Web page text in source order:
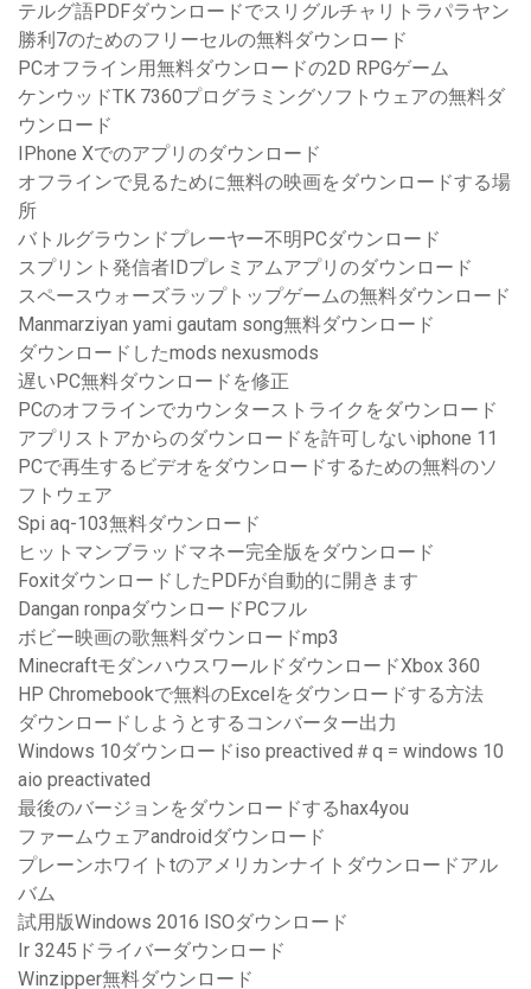
テルグ語PDFダウンロードでスリグルチャリトラパラヤン
勝利7のためのフリーセルの無料ダウンロード
PCオフライン用無料ダウンロードの2D RPGゲーム
ケンウッドTK 7360プログラミングソフトウェアの無料ダ
ウンロード
IPhone Xでのアプリのダウンロード
オフラインで見るために無料の映画をダウンロードする場
所
バトルグラウンドプレーヤー不明PCダウンロード
スプリント発信者IDプレミアムアプリのダウンロード
スペースウォーズラップトップゲームの無料ダウンロード
Manmarziyan yami gautam song無料ダウンロード
ダウンロードしたmods nexusmods
遅いPC無料ダウンロードを修正
PCのオフラインでカウンターストライクをダウンロード
アプリストアからのダウンロードを許可しないiphone 11
PCで再生するビデオをダウンロードするための無料のソ
フトウェア
Spi aq-103無料ダウンロード
ヒットマンブラッドマネー完全版をダウンロード
FoxitダウンロードしたPDFが自動的に開きます
Dangan ronpaダウンロードPCフル
ボビー映画の歌無料ダウンロードmp3
MinecraftモダンハウスワールドダウンロードXbox 360
HP Chromebookで無料のExcelをダウンロードする方法
ダウンロードしようとするコンバーター出力
Windows 10ダウンロードiso preactived＃q = windows 10
aio preactivated
最後のバージョンをダウンロードするhax4you
ファームウェアandroidダウンロード
プレーンホワイトtのアメリカンナイトダウンロードアル
バム
試用版Windows 2016 ISOダウンロード
Ir 3245ドライバーダウンロード
Winzipper無料ダウンロード